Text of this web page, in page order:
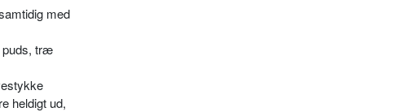
med
puds, træ
heldigt ud,